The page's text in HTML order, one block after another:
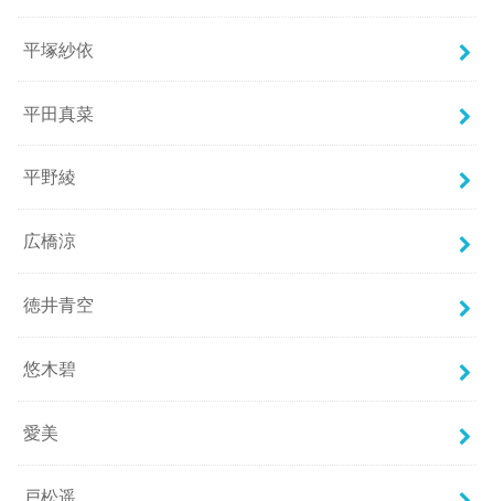
平塚紗依
平田真菜
平野綾
広橋涼
徳井青空
悠木碧
愛美
戸松遥